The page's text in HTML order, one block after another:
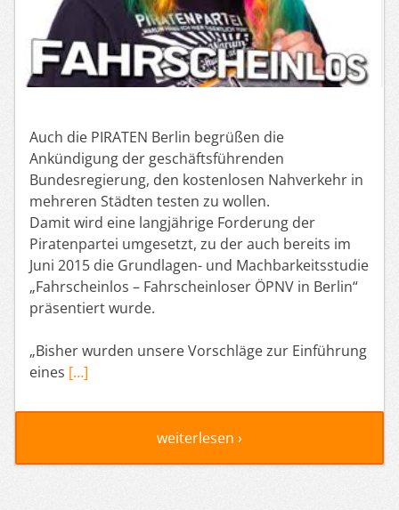
Auch die PIRATEN Berlin begrüßen die
Ankündigung der geschäftsführenden
Bundesregierung, den kostenlosen Nahverkehr in
mehreren Städten testen zu wollen.
Damit wird eine langjährige Forderung der
Piratenpartei umgesetzt, zu der auch bereits im
Juni 2015 die Grundlagen- und Machbarkeitsstudie
„Fahrscheinlos – Fahrscheinloser ÖPNV in Berlin“
präsentiert wurde.
„Bisher wurden unsere Vorschläge zur Einführung
eines […]
weiterlesen ›